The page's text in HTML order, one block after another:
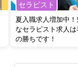
セラピスト
夏入職求人増加中！
なセラピスト求人は
の勝ちです！